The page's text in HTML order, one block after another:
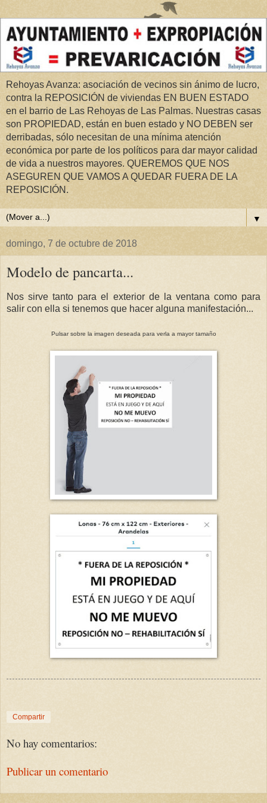
Rehoyas Avanza: asociación de vecinos sin ánimo de lucro,
contra la REPOSICIÓN de viviendas EN BUEN ESTADO
en el barrio de Las Rehoyas de Las Palmas. Nuestras casas
son PROPIEDAD, están en buen estado y NO DEBEN ser
derribadas, sólo necesitan de una mínima atención
económica por parte de los políticos para dar mayor calidad
de vida a nuestros mayores. QUEREMOS QUE NOS
ASEGUREN QUE VAMOS A QUEDAR FUERA DE LA
REPOSICIÓN.
▼
domingo, 7 de octubre de 2018
Modelo de pancarta...
Nos sirve tanto para el exterior de la ventana como para
salir con ella si tenemos que hacer alguna manifestación...
Pulsar sobre la imagen deseada para verla a mayor tamaño
Compartir
No hay comentarios:
Publicar un comentario